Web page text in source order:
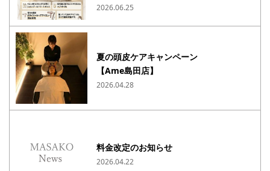
2026.06.25
夏の頭皮ケアキャンペーン
【Ame島田店】
2026.04.28
料金改定のお知らせ
2026.04.22